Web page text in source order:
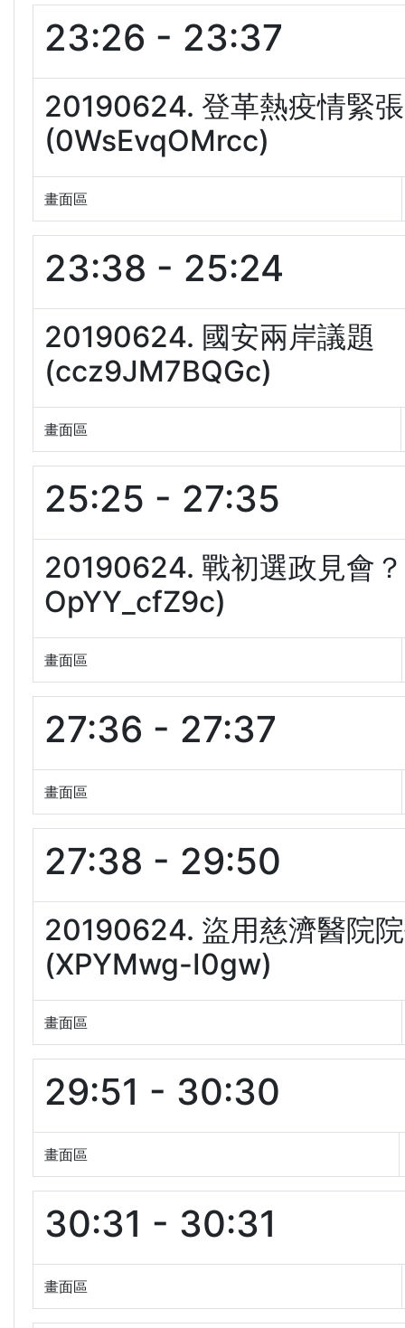
23:26 - 23:37
20190624. 登革熱疫情緊
(0WsEvqOMrcc)
畫面區
23:38 - 25:24
20190624. 國安兩岸議題
(ccz9JM7BQGc)
畫面區
25:25 - 27:35
20190624. 戰初選政見會
OpYY_cfZ9c)
畫面區
27:36 - 27:37
畫面區
27:38 - 29:50
20190624. 盜用慈濟醫院
(XPYMwg-I0gw)
畫面區
29:51 - 30:30
畫面區
30:31 - 30:31
畫面區